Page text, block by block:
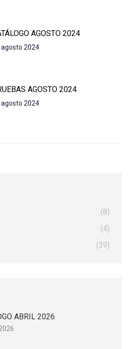
AGOSTO 2024
agosto 2024
AGOSTO 2024
agosto 2024
(8)
(4)
(39)
ABRIL 2026